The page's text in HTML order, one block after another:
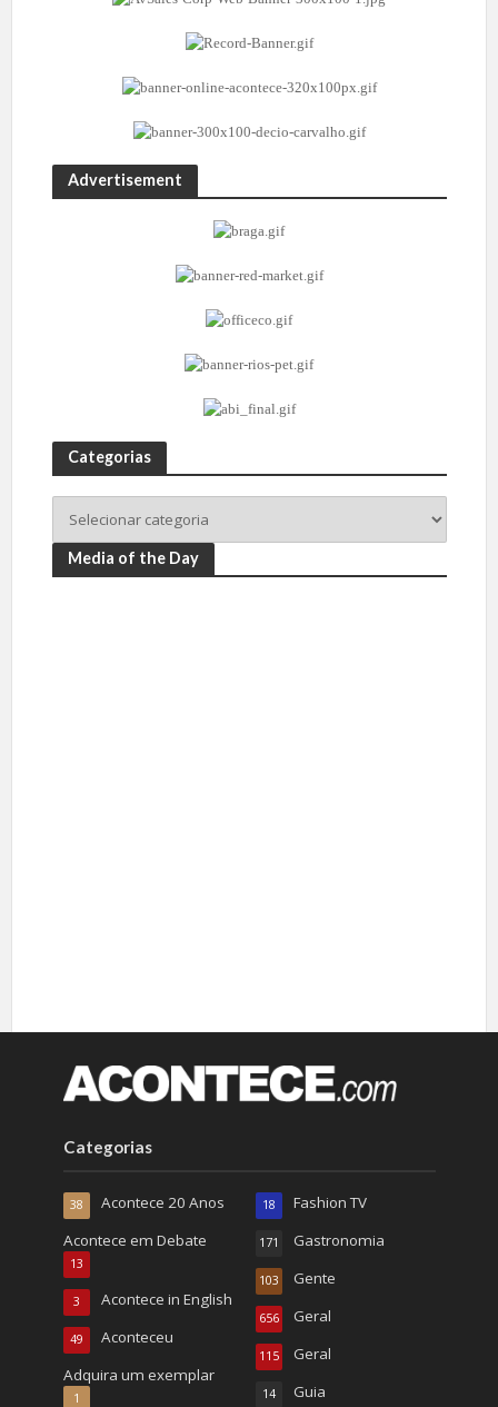
Advertisement
Categorias
Media of the Day
Categorias
Acontece 20 Anos
38
Acontece em Debate
13
Acontece in English
3
Aconteceu
49
Adquira um exemplar
1
Fashion TV
18
Gastronomia
171
Gente
103
Geral
656
Geral
115
Guia
14